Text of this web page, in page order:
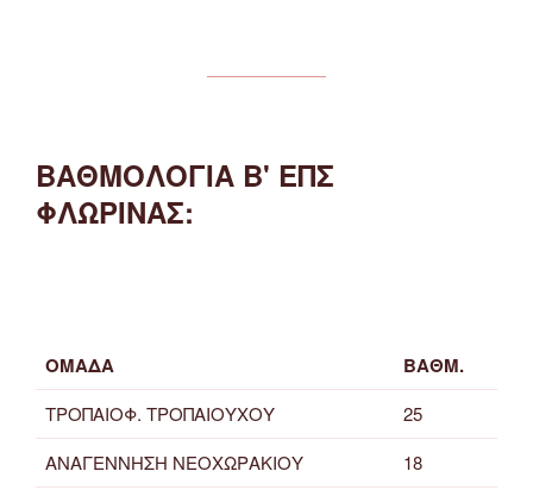
ΒΑΘΜΟΛΟΓΙΑ Β' ΕΠΣ
ΦΛΩΡΙΝΑΣ:
ΟΜΑΔΑ ΒΑΘΜ.
ΤΡΟΠΑΙΟΦ. ΤΡΟΠΑΙΟΥΧΟΥ
25
ΑΝΑΓΕΝΝΗΣΗ ΝΕΟΧΩΡΑΚΙΟΥ
18